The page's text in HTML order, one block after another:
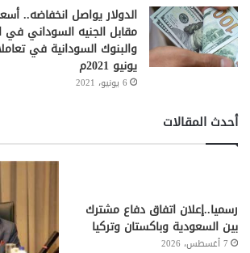
الدولار يواصل انخفاضه..
مقابل الجنيه السوداني في
يونيو 2021م
6 يونيو، 2021
أحدث المقالات
رسميا..إعلان اتفاق دفاع مشترك
بين السعودية وباكستان وتركيا
7 أغسطس، 2026